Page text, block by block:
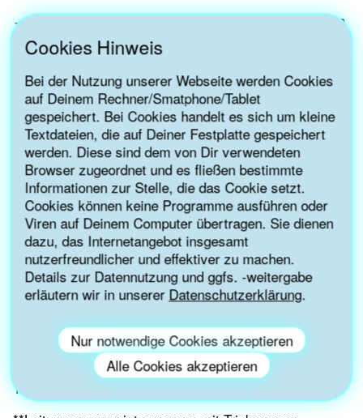
Cookies Hinweis
Bei der Nutzung unserer Webseite werden Cookies
auf Deinem Rechner/Smatphone/Tablet
gespeichert. Bei Cookies handelt es sich um kleine
Textdateien, die auf Deiner Festplatte gespeichert
werden. Diese sind dem von Dir verwendeten
Browser zugeordnet und es fließen bestimmte
Informationen zur Stelle, die das Cookie setzt.
Cookies können keine Programme ausführen oder
Viren auf Deinem Computer übertragen. Sie dienen
dazu, das Internetangebot insgesamt
nutzerfreundlicher und effektiver zu machen.
Details zur Datennutzung und ggfs. -weitergabe
erläutern wir in unserer Datenschutzerklärung.
Nur notwendige Cookies akzeptieren
Alle Cookies akzeptieren
→ Als Netzwerkunterstützen sich die Partner*innen
und teilen ihre Erfahrungen, um noch mehr Menschen
für Leitungswasser zu begeistern.
→ Die Unterstützer*innen der Wasserwende agieren
sowohl ingemeinsamen Aktionen und Kampagnen
als auch durch eigene Aktivitätenrund ums
Leitungswasser/Trinkwasser.
→ Die Zusammenarbeit in der Wasserwende ist durch
gegenseitige Wertschätzunggeprägt und es wird ein
achtsames, nachsichtiges und unterstützendes
Miteinander gepflegt.
→ Die Unterstützer*innen der Wasserwende behandeln
alle Menschen gleichberechtigt, fair, vorurteilsfrei
und mit Empathie.
*Berechnung basiert auf der GUTcert-Studie (2020)
“Vergleich des CO2-Fußabdrucks von Mineral- und
Trinkwasser“.